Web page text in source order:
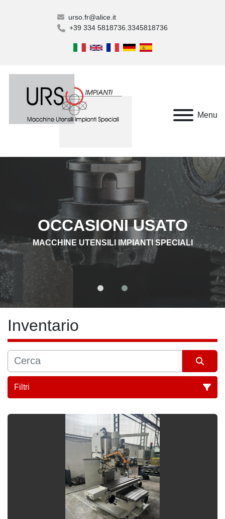
urso.fr@alice.it
+39 334 5818736 3345818736
Menu
OCCASIONI USATO
MACCHINE UTENSILI IMPIANTI SPECIALI
Inventario
Filtri
Tutte le categorie
Ordina per